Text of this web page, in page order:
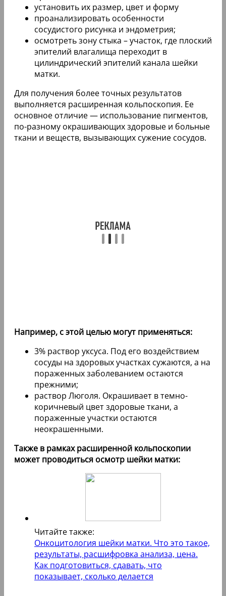
установить их размер, цвет и форму
проанализировать особенности
сосудистого рисунка и эндометрия;
осмотреть зону стыка – участок, где плоский
эпителий влагалища переходит в
цилиндрический эпителий канала шейки
матки.
Для получения более точных результатов
выполняется расширенная кольпоскопия. Ее
основное отличие — использование пигментов,
по-разному окрашивающих здоровые и больные
ткани и веществ, вызывающих сужение сосудов.
Например, с этой целью могут применяться:
3% раствор уксуса. Под его воздействием
сосуды на здоровых участках сужаются, а на
пораженных заболеванием остаются
прежними;
раствор Люголя. Окрашивает в темно-
коричневый цвет здоровые ткани, а
пораженные участки остаются
неокрашенными.
Также в рамках расширенной кольпоскопии
может проводиться осмотр шейки матки:
Читайте также:
Онкоцитология шейки матки. Что это такое,
результаты, расшифровка анализа, цена.
Как подготовиться, сдавать, что
показывает, сколько делается